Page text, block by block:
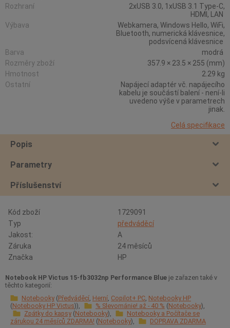
Rozhraní
2xUSB 3.0, 1xUSB 3.1 Type-C,
HDMI, LAN
Výbava
Webkamera, Windows Hello, WiFi,
Bluetooth, numerická klávesnice,
podsvícená klávesnice
Barva
modrá
Rozměry zboží
357.9 × 23.5 × 255 (mm)
Hmotnost
2.29 kg
Ostatní
Napájecí adaptér vč. napájecího
kabelu je součástí balení - není-li
uvedeno výše v parametrech
jinak.
Celá specifikace
Popis
Parametry
Příslušenství
Kód zboží
1729091
Typ
předváděcí
Jakost:
A
Záruka
24 měsíců
Značka
HP
Notebook HP Victus 15-fb3032np Performance Blue je zařazen také v
těchto kategorií:
Notebooky Předváděcí Herní Copilot+ PC Notebooky HP
Notebooky HP Victus
% Slevománie! až - 40 % Notebooky
Zpátky do kapsy Notebooky
Notebooky a Počítače se
zárukou 24 měsíců ZDARMA! Notebooky DOPRAVA ZDARMA